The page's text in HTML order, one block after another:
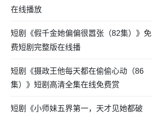
在线播放
短剧《假千金她偏偏很嚣张（82集）》免
费短剧完整版在线播
短剧《摄政王他每天都在偷偷心动（86
集）》短剧高清全集在线免费赏
短剧《小师妹五界第一，天才见她都破